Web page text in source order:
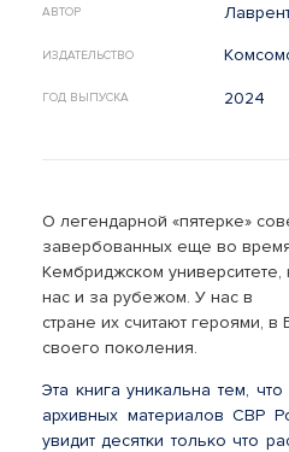
АВТОР
ИЗДАТЕЛЬСТВО
ГОД ВЫПУСКА 2024
О легендарной «пятерке»
завербованных еще во
Кембриджском
нас и за рубежом. У нас в
стране их считают героями,
своего поколения.
Эта книга уникальна тем,
архивных материалов СВР
увидит десятки только что